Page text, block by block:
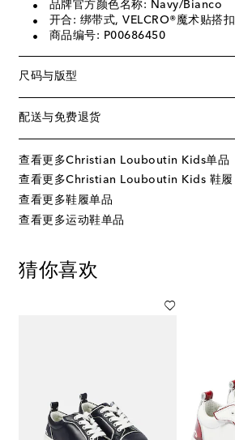
品牌官方颜色名称: Navy/Bianco
开合: 绑带式, VELCRO®魔术贴搭扣
商品编号: P00686450
尺码与版型
配送与免费退货
查看更多Christian Louboutin Kids单品
查看更多Christian Louboutin Kids 鞋履
查看更多鞋履单品
查看更多运动鞋单品
猜你喜欢